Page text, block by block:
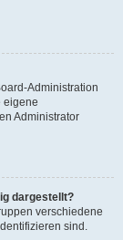
Administration
eigene
Administrator
dargestellt?
verschiedene
sind.